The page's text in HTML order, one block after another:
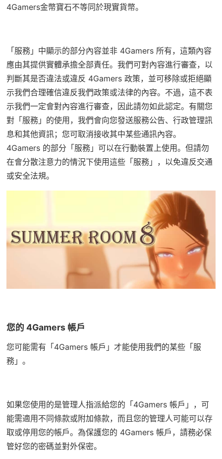
4Gamers金幣寶石不等同於現實貨幣。
「服務」中顯示的部分內容並非 4Gamers 所有，這類內容
應由其提供實體承擔全部責任。我們可對內容進行審查，以
判斷其是否違法或違反 4Gamers 政策，並可移除或拒絕顯
示我們合理確信違反我們政策或法律的內容。不過，這不表
示我們一定會對內容進行審查，因此請勿如此認定。有關您
對「服務」的使用，我們會向您發送服務公告、行政管理訊
息和其他資訊；您可取消接收其中某些通訊內容。
4Gamers 的部分「服務」可以在行動裝置上使用。但請勿
在會分散注意力的情況下使用這些「服務」，以免違反交通
或安全法規。
您的 4Gamers 帳戶
您可能需有「4Gamers 帳戶」才能使用我們的某些「服
務」。
如果您使用的是管理人指派給您的「4Gamers 帳戶」，可
能需適用不同條款或附加條款，而且您的管理人可能可以存
取或停用您的帳戶。為保護您的 4Gamers 帳戶，請務必保
管好您的密碼並對外保密。